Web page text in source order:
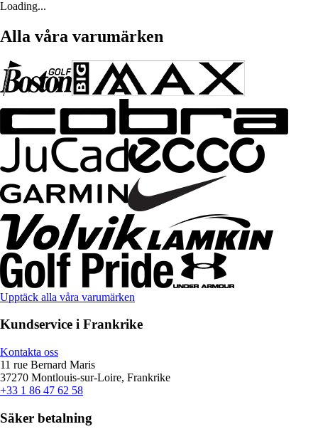
Loading...
Alla våra varumärken
Upptäck alla våra varumärken
Kundservice i Frankrike
Kontakta oss
11 rue Bernard Maris
37270 Montlouis-sur-Loire, Frankrike
+33 1 86 47 62 58
Säker betalning